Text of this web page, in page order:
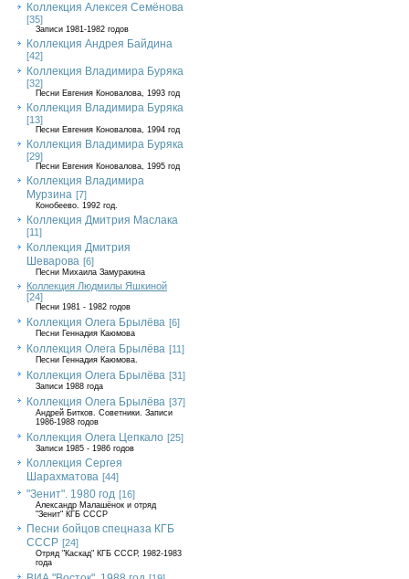
Коллекция Алексея Семёнова
[35]
Записи 1981-1982 годов
Коллекция Андрея Байдина
[42]
Коллекция Владимира Буряка
[32]
Песни Евгения Коновалова, 1993 год
Коллекция Владимира Буряка
[13]
Песни Евгения Коновалова, 1994 год
Коллекция Владимира Буряка
[29]
Песни Евгения Коновалова, 1995 год
Коллекция Владимира
Мурзина [7]
Конобеево. 1992 год.
Коллекция Дмитрия Маслака
[11]
Коллекция Дмитрия
Шеварова [6]
Песни Михаила Замуракина
Коллекция Людмилы Яшкиной
[24]
Песни 1981 - 1982 годов
Коллекция Олега Брылёва [6]
Песни Геннадия Каюмова
Коллекция Олега Брылёва [11]
Песни Геннадия Каюмова.
Коллекция Олега Брылёва [31]
Записи 1988 года
Коллекция Олега Брылёва [37]
Андрей Битков. Советники. Записи
1986-1988 годов
Коллекция Олега Цепкало [25]
Записи 1985 - 1986 годов
Коллекция Сергея
Шарахматова [44]
"Зенит". 1980 год [16]
Александр Малашёнок и отряд
"Зенит" КГБ СССР
Песни бойцов спецназа КГБ
СССР [24]
Отряд "Каскад" КГБ СССР, 1982-1983
года